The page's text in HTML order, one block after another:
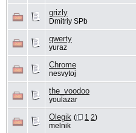
grizly
Dmitriy SPb
qwerty
yuraz
Chrome
nesvytoj
the_voodoo
youlazar
Olegik ( 1 2)
melnik